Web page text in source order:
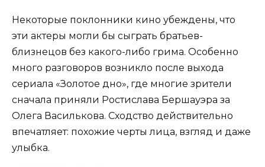
Некоторые поклонники кино убеждены, что
эти актеры могли бы сыграть братьев-
близнецов без какого-либо грима. Особенно
много разговоров возникло после выхода
сериала «Золотое дно», где многие зрители
сначала приняли Ростислава Бершауэра за
Олега Василькова. Сходство действительно
впечатляет: похожие черты лица, взгляд и даже
улыбка.